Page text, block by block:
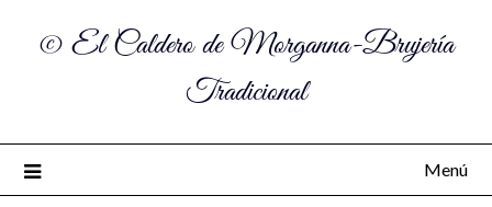
© El Caldero de Morganna-Brujería
Tradicional
Menú